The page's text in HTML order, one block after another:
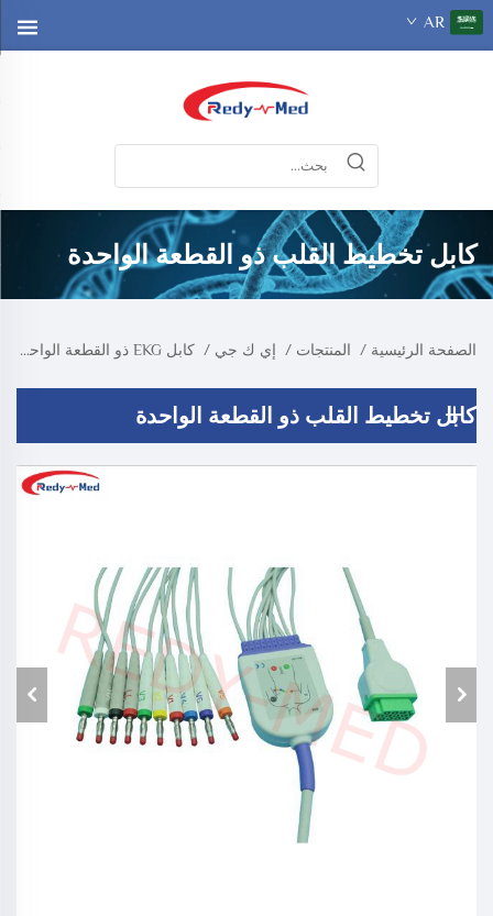
AR
كابل تخطيط القلب ذو القطعة الواحدة
الصفحة الرئيسية / المنتجات / إي ك جي / كابل EKG ذو القطعة الواحدة
كابل تخطيط القلب ذو القطعة الواحدة